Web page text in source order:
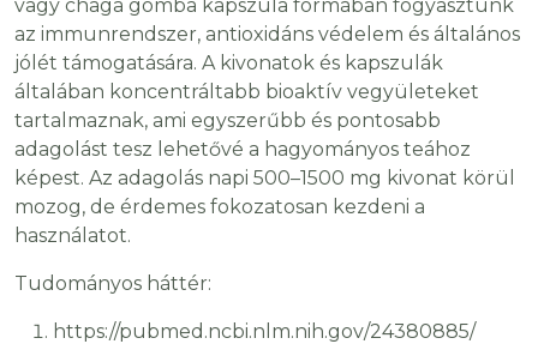
vagy chaga gomba kapszula formában fogyasztunk
az immunrendszer, antioxidáns védelem és általános
jólét támogatására. A kivonatok és kapszulák
általában koncentráltabb bioaktív vegyületeket
tartalmaznak, ami egyszerűbb és pontosabb
adagolást tesz lehetővé a hagyományos teához
képest. Az adagolás napi 500–1500 mg kivonat körül
mozog, de érdemes fokozatosan kezdeni a
használatot.
Tudományos háttér:
https://pubmed.ncbi.nlm.nih.gov/24380885/